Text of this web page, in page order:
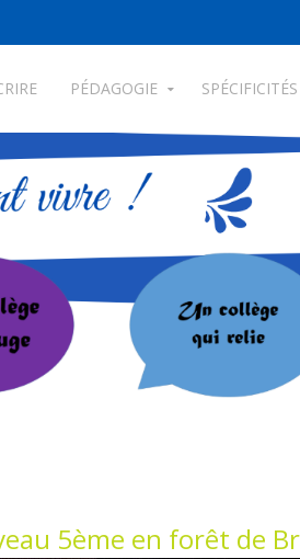
PÉDAGOGIE SPÉCIFICITÉS
5ème en forêt de